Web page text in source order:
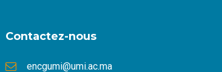
Contactez-nous
encgumi@umi.ac.ma